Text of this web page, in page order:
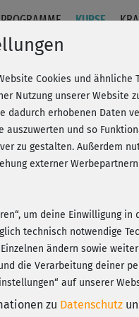
PROGRAMME KURSE
komplett
Play
Cookies und
Nutzung unserer Website
dadurch erhobenen Daten
auszuwerten und so
zu gestalten. Außerdem
externer
um deine Einwilligung
technisch notwendige
ändern sowie
die Verarbeitung deiner
auf unserer
zu Datenschutz